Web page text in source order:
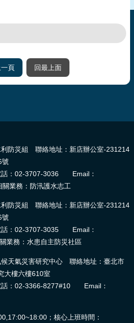
頁 回最上面
利防災組 聯絡地址：新店辦公室-231214
號
：02-3707-3036 Email：
業務：防汛護水志工
利防災組 聯絡地址：新店辦公室-231214
號
：02-3707-3035 Email：
業務：水患自主防災社區
天氣災害研究中心 聯絡地址：臺北市
大樓六樓610室
：02-3366-8277#10 Email：
；核心上班時間：